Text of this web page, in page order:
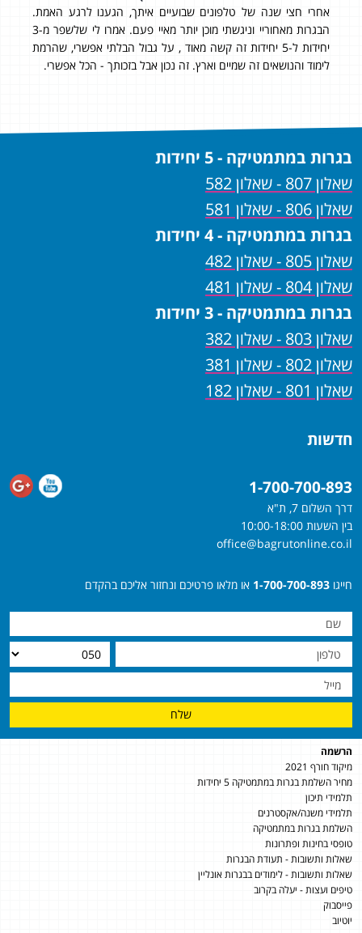
אחרי חצי שנה של טלפונים שבועיים איתך, הגענו לרגע האמת.
הבגרות מאחוריי וניגשתי מוכן יותר מאיי פעם. אמרו לי שלשפר מ-3
יחידות ל-5 יחידות זה קשה מאוד , על גבול הבלתי אפשרי, שהרמת
לימוד והנושאים זה שמיים וארץ. זה נכון אבל בזכותך - הכל אפשרי.
בגרות במתמטיקה - 5 יחידות
שאלון 807 - שאלון 582
שאלון 806 - שאלון 581
בגרות במתמטיקה - 4 יחידות
שאלון 805 - שאלון 482
שאלון 804 - שאלון 481
בגרות במתמטיקה - 3 יחידות
שאלון 803 - שאלון 382
שאלון 802 - שאלון 381
שאלון 801 - שאלון 182
חדשות
1-700-700-893
דרך השלום 7, ת"א
בין השעות 10:00-18:00
office@bagrutonline.co.il
חייגו 1-700-700-893 או מלאו פרטיכם ונחזור אליכם בהקדם
שלח
הרשמה
מיקוד חורף 2021
מחיר השלמת בגרות במתמטיקה 5 יחידות
תלמידי תיכון
תלמידי משנה/אקסטרנים
השלמת בגרות במתמטיקה
טופסי בחינות ופתרונות
שאלות ותשובות - תעודת הבגרות
שאלות ותשובות - לימודים בבגרות אונליין
טיפים ועצות - יעלה בקרוב
פייסבוק
יוטיוב